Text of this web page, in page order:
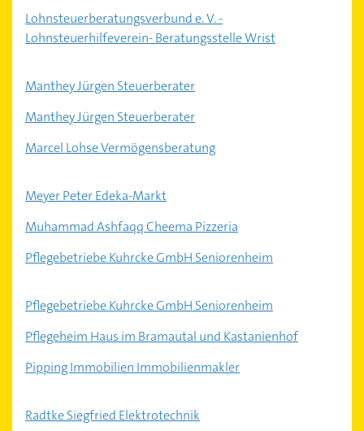
Lohnsteuerberatungsverbund e. V. -
Lohnsteuerhilfeverein- Beratungsstelle Wrist
Manthey Jürgen Steuerberater
Manthey Jürgen Steuerberater
Marcel Lohse Vermögensberatung
Meyer Peter Edeka-Markt
Muhammad Ashfaqq Cheema Pizzeria
Pflegebetriebe Kuhrcke GmbH Seniorenheim
Pflegebetriebe Kuhrcke GmbH Seniorenheim
Pflegeheim Haus im Bramautal und Kastanienhof
Pipping Immobilien Immobilienmakler
Radtke Siegfried Elektrotechnik